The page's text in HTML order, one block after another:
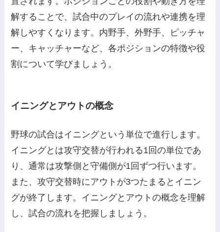
解することで、試合中のプレイの流れや連携を理
解しやすくなります。内野手、外野手、ピッチャ
ー、キャッチャーなど、各ポジションの特徴や役
割について学びましょう。
イニングとアウトの概念
野球の試合はイニングという単位で進行します。
イニングとは攻守交替が行われる1回の単位であ
り、通常は攻撃側と守備側が1回ずつ行います。
また、攻守交替時にアウトが3つたまるとイニン
グが終了します。イニングとアウトの概念を理解
し、試合の流れを把握しましょう。